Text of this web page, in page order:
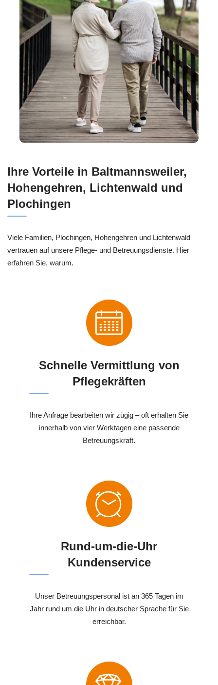
Ihre Vorteile in Baltmannsweiler,
Hohengehren, Lichtenwald und
Plochingen
Viele Familien, Plochingen, Hohengehren und Lichtenwald
vertrauen auf unsere Pflege- und Betreuungsdienste. Hier
erfahren Sie, warum.
Schnelle Vermittlung von
Pflegekräften
Ihre Anfrage bearbeiten wir zügig – oft erhalten Sie
innerhalb von vier Werktagen eine passende
Betreuungskraft.
Rund-um-die-Uhr
Kundenservice
Unser Betreuungspersonal ist an 365 Tagen im
Jahr rund um die Uhr in deutscher Sprache für Sie
erreichbar.